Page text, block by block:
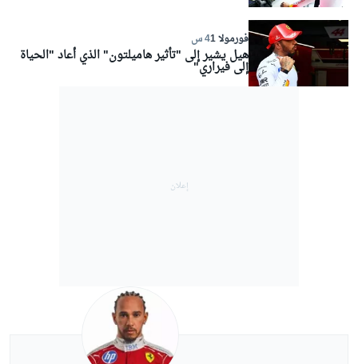
فورمولا 1 4 س
هيل يشير إلى "تأثير هاميلتون" الذي أعاد "الحياة
إلى فيراري"